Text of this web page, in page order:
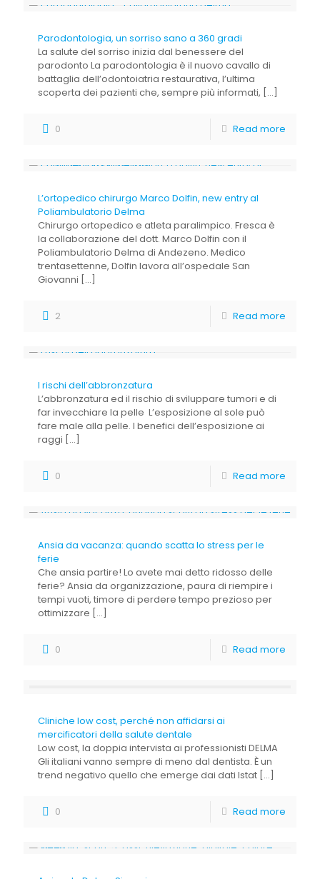
Parodontologia, un sorriso sano a 360 gradi
La salute del sorriso inizia dal benessere del
parodonto La parodontologia è il nuovo cavallo di
battaglia dell’odontoiatria restaurativa, l’ultima
scoperta dei pazienti che, sempre più informati, […]
0 Read more
L’ortopedico chirurgo Marco Dolfin, new entry al
Poliambulatorio Delma
Chirurgo ortopedico e atleta paralimpico. Fresca è
la collaborazione del dott. Marco Dolfin con il
Poliambulatorio Delma di Andezeno. Medico
trentasettenne, Dolfin lavora all’ospedale San
Giovanni […]
2 Read more
I rischi dell’abbronzatura
L’abbronzatura ed il rischio di sviluppare tumori e di
far invecchiare la pelle L’esposizione al sole può
fare male alla pelle. I benefici dell’esposizione ai
raggi […]
0 Read more
Ansia da vacanza: quando scatta lo stress per le
ferie
Che ansia partire! Lo avete mai detto ridosso delle
ferie? Ansia da organizzazione, paura di riempire i
tempi vuoti, timore di perdere tempo prezioso per
ottimizzare […]
0 Read more
Cliniche low cost, perché non affidarsi ai
mercificatori della salute dentale
Low cost, la doppia intervista ai professionisti DELMA
Gli italiani vanno sempre di meno dal dentista. È un
trend negativo quello che emerge dai dati Istat […]
0 Read more